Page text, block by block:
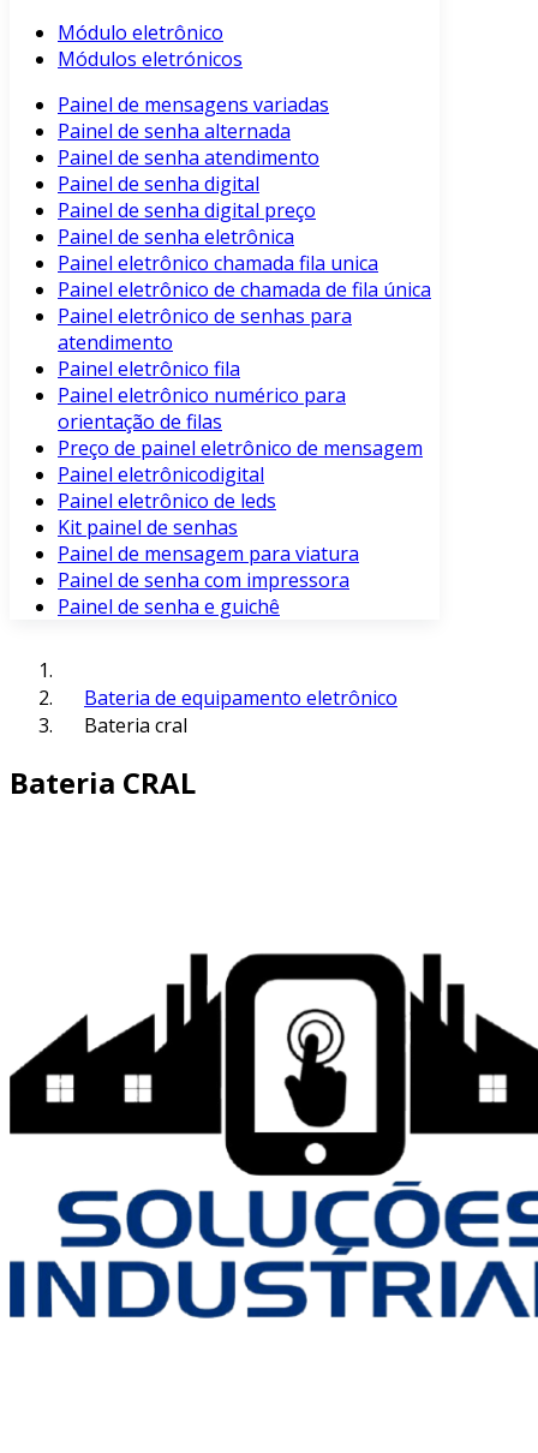
Módulo eletrônico
Módulos eletrónicos
Painel de mensagens variadas
Painel de senha alternada
Painel de senha atendimento
Painel de senha digital
Painel de senha digital preço
Painel de senha eletrônica
Painel eletrônico chamada fila unica
Painel eletrônico de chamada de fila única
Painel eletrônico de senhas para
atendimento
Painel eletrônico fila
Painel eletrônico numérico para
orientação de filas
Preço de painel eletrônico de mensagem
Painel eletrônicodigital
Painel eletrônico de leds
Kit painel de senhas
Painel de mensagem para viatura
Painel de senha com impressora
Painel de senha e guichê
Bateria de equipamento eletrônico
Bateria cral
Bateria CRAL